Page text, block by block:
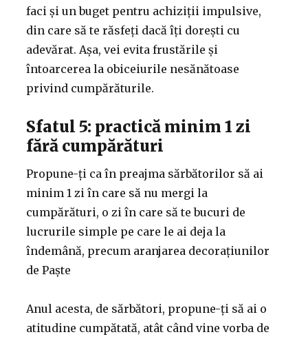
faci și un buget pentru achiziții impulsive,
din care să te răsfeți dacă îți dorești cu
adevărat. Așa, vei evita frustările și
întoarcerea la obiceiurile nesănătoase
privind cumpărăturile.
Sfatul 5: practică minim 1 zi
fără cumpărături
Propune-ți ca în preajma sărbătorilor să ai
minim 1 zi în care să nu mergi la
cumpărături, o zi în care să te bucuri de
lucrurile simple pe care le ai deja la
îndemână, precum aranjarea decorațiunilor
de Paște
Anul acesta, de sărbători, propune-ți să ai o
atitudine cumpătată, atât când vine vorba de